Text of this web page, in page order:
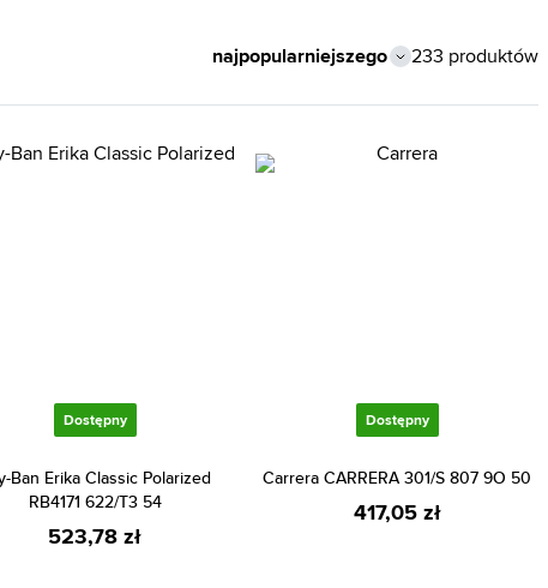
233 produktów
Dostępny
Ban Erika Classic Polarized
RB4171 622/T3 54
523,78 zł
Dostępny
Carrera CARRERA 301/S 807 9O 50
417,05 zł